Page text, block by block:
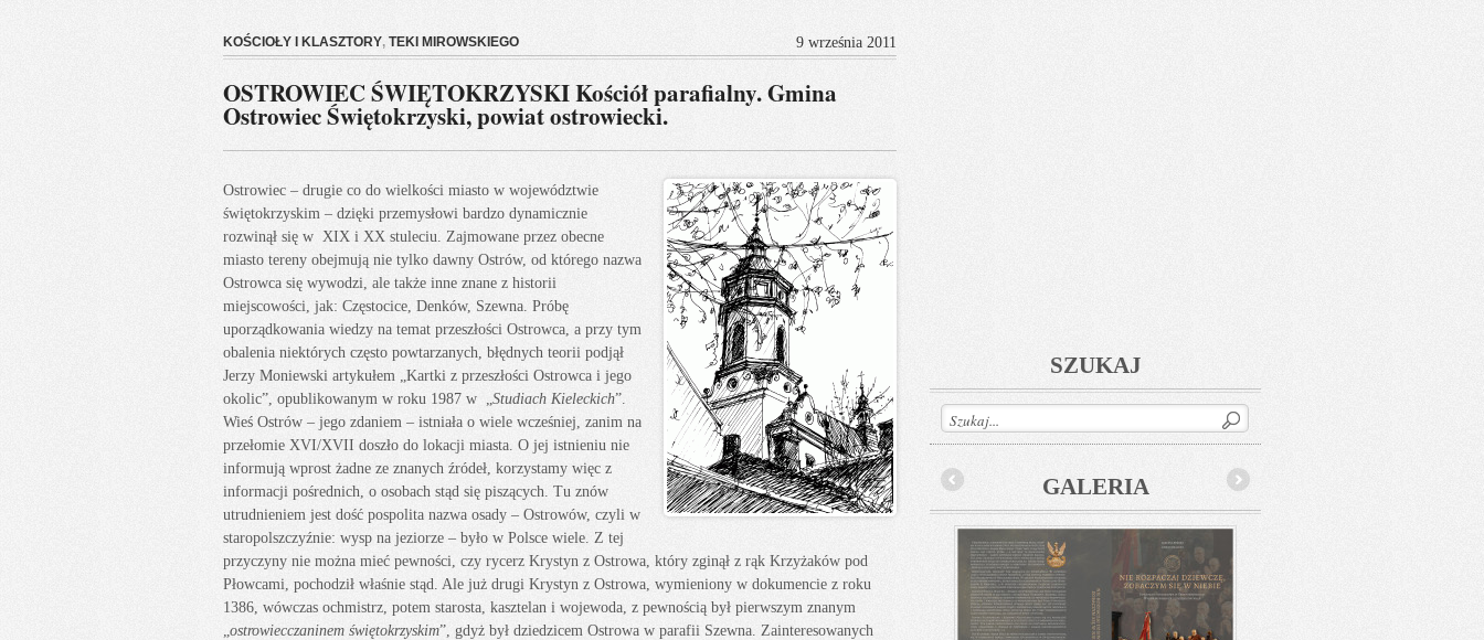
KOŚCIOŁY I KLASZTORY, TEKI MIROWSKIEGO 9 września 2011
OSTROWIEC ŚWIĘTOKRZYSKI Kościół parafialny. Gmina
Ostrowiec Świętokrzyski, powiat ostrowiecki.
Ostrowiec – drugie co do wielkości miasto w województwie
świętokrzyskim – dzięki przemysłowi bardzo dynamicznie
rozwinął się w XIX i XX stuleciu. Zajmowane przez obecne
miasto tereny obejmują nie tylko dawny Ostrów, od którego nazwa
Ostrowca się wywodzi, ale także inne znane z historii
miejscowości, jak: Częstocice, Denków, Szewna. Próbę
uporządkowania wiedzy na temat przeszłości Ostrowca, a przy tym
obalenia niektórych często powtarzanych, błędnych teorii podjął
Jerzy Moniewski artykułem „Kartki z przeszłości Ostrowca i jego
okolic”, opublikowanym w roku 1987 w „Studiach Kieleckich”.
Wieś Ostrów – jego zdaniem – istniała o wiele wcześniej, zanim na
przełomie XVI/XVII doszło do lokacji miasta. O jej istnieniu nie
informują wprost żadne ze znanych źródeł, korzystamy więc z
informacji pośrednich, o osobach stąd się piszących. Tu znów
utrudnieniem jest dość pospolita nazwa osady – Ostrowów, czyli w
staropolszczyźnie: wysp na jeziorze – było w Polsce wiele. Z tej
przyczyny nie można mieć pewności, czy rycerz Krystyn z Ostrowa, który zginął z rąk Krzyżaków pod
Płowcami, pochodził właśnie stąd. Ale już drugi Krystyn z Ostrowa, wymieniony w dokumencie z roku
1386, wówczas ochmistrz, potem starosta, kasztelan i wojewoda, z pewnością był pierwszym znanym
„ostrowiecczaninem świętokrzyskim”, gdyż był dziedzicem Ostrowa w parafii Szewna. Zainteresowanych
SZUKAJ
GALERIA